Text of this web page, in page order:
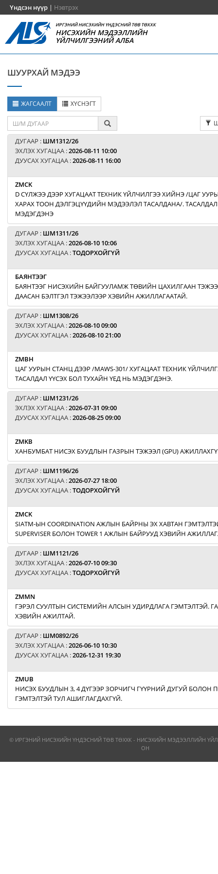
Үндсэн нүүр | Нэвтрэх
ИРГЭНИЙ НИСЭХИЙН ҮНДЭСНИЙ ТӨВ ТӨХХК
НИСЭХИЙН МЭДЭЭЛЛИЙН
ҮЙЛЧИЛГЭЭНИЙ АЛБА
ШУУРХАЙ МЭДЭЭ
ЖАГСААЛТ ХҮСНЭГТ
ДУГААР : ШМ1312/26
ЭХЛЭХ ХУГАЦАА :2026-08-11 10:00
ДУУСАХ ХУГАЦАА :2026-08-11 16:00
ZMCK
D СҮЛЖЭЭ ДЭЭР ХУГАЦААТ ТЕХНИК ҮЙЛЧИЛГЭЭ ХИЙНЭ /ЦАГ
ХАРАХ ТООН ДЭЛГЭЦҮҮДИЙН МЭДЭЭЛЭЛ ТАСАЛДАНА/. ТАСАЛДАЛ
МЭДЭГДЭНЭ
ДУГААР : ШМ1311/26
ЭХЛЭХ ХУГАЦАА :2026-08-10 10:06
ДУУСАХ ХУГАЦАА :ТОДОРХОЙГҮЙ
БАЯНТЭЭГ
БАЯНТЭЭГ НИСЭХИЙН БАЙГУУЛАМЖ ТӨВИЙН ЦАХИЛГААН
ДААСАН БЭЛТГЭЛ ТЭЖЭЭЛЭЭР ХЭВИЙН АЖИЛЛАГААТАЙ.
ДУГААР : ШМ1308/26
ЭХЛЭХ ХУГАЦАА :2026-08-10 09:00
ДУУСАХ ХУГАЦАА :2026-08-10 21:00
ZMBH
ЦАГ УУРЫН СТАНЦ ДЭЭР /MAWS-301/ ХУГАЦААТ ТЕХНИК
ТАСАЛДАЛ ҮҮСЭХ БОЛ ТУХАЙН ҮЕД НЬ МЭДЭГДЭНЭ.
ДУГААР : ШМ1231/26
ЭХЛЭХ ХУГАЦАА :2026-07-31 09:00
ДУУСАХ ХУГАЦАА :2026-08-25 09:00
ZMKB
ХАНБУМБАТ НИСЭХ БУУДЛЫН ГАЗРЫН ТЭЖЭЭЛ (GPU)
ДУГААР : ШМ1196/26
ЭХЛЭХ ХУГАЦАА :2026-07-27 18:00
ДУУСАХ ХУГАЦАА :ТОДОРХОЙГҮЙ
ZMCK
SIATM-ЫН COORDINATION АЖЛЫН БАЙРНЫ ЭХ ХАВТАН
SUPERVISER БОЛОН TOWER 1 АЖЛЫН БАЙРУУД ХЭВИЙН
ДУГААР : ШМ1121/26
ЭХЛЭХ ХУГАЦАА :2026-07-10 09:30
ДУУСАХ ХУГАЦАА :ТОДОРХОЙГҮЙ
ZMMN
ГЭРЭЛ СУУЛТЫН СИСТЕМИЙН АЛСЫН УДИРДЛАГА ГЭМТЭЛТЭЙ.
ХЭВИЙН АЖИЛТАЙ.
ДУГААР : ШМ0892/26
ЭХЛЭХ ХУГАЦАА :2026-06-10 10:30
ДУУСАХ ХУГАЦАА :2026-12-31 19:30
ZMUB
НИСЭХ БУУДЛЫН 3, 4 ДҮГЭЭР ЗОРЧИГЧ ГҮҮРНИЙ ДУГУЙ БОЛОН
ГЭМТЭЛТЭЙ ТУЛ АШИГЛАГДАХГҮЙ.
© ИРГЭНИЙ НИСЭХИЙН ҮНДЭСНИЙ ТӨВ ТӨХХК - НИСЭХИЙН МЭДЭЭЛЛИЙН
ОН